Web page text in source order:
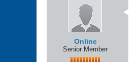
Online
Senior Member